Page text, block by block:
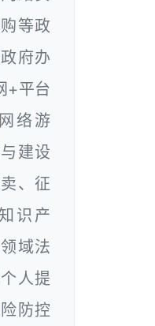
等政
府办
+平台
络游
建设
、征
识产
域法
人提
防控